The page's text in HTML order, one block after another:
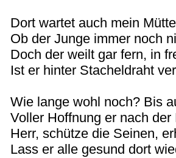
Dort wartet auch mein
Ob der Junge immer noch
Doch der weilt gar fern, in
Ist er hinter Stacheldraht
Wie lange wohl noch? Bis
Voller Hoffnung er nach der
Herr, schütze die Seinen,
Lass er alle gesund dort